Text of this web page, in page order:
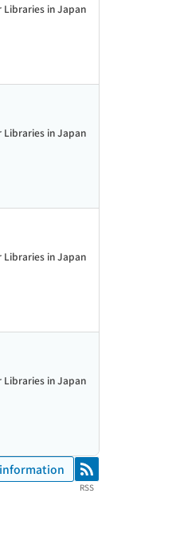
Libraries in Japan
Libraries in Japan
Libraries in Japan
Libraries in Japan
RSS
RSS